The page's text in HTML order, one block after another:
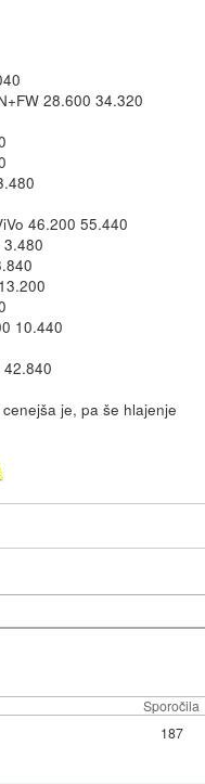
28.600 34.320
46.200 55.440
3.480
10.440
42.840
je, pa še hlajenje
Sporočila
187